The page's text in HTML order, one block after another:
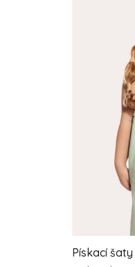
Pískací